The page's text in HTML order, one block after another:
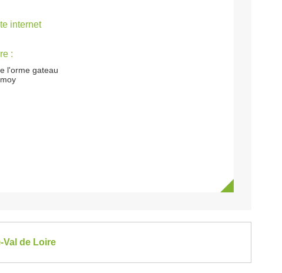
internet
:
l'orme gateau
de Loire